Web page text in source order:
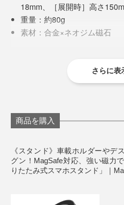
付属の「サポートプレート」
非対応のワイヤレス充電対応
iPhone吸着面と底面には、マ
「ネオジム磁石」とは、レア
ムと、鉄やホウ素などを原料に
鉄の酸化物を主な原料とする
マグネットの磁力でここまで
になるなんて……。これはきっ
18mm、［展開時］高さ
重量：約80g
素材：合金×ネオジム磁石
90日 ※初期不良の交換、修
7日以内となります）
さらに表
商品を購入
《スタンド》車載ホルダーやデ
グン！MagSafe対応、強い磁力
りたたみ式スマホスタンド」｜